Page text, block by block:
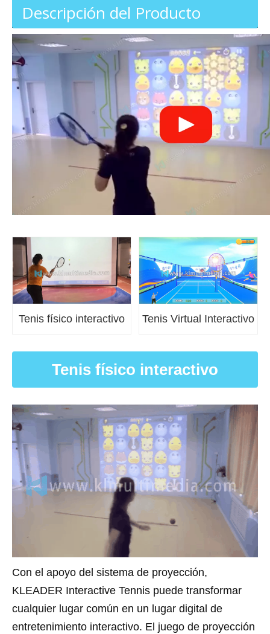
Descripción del Producto
Tenis físico interactivo Tenis Virtual Interactivo
Tenis físico interactivo
Con el apoyo del sistema de proyección,
KLEADER Interactive Tennis puede transformar
cualquier lugar común en un lugar digital de
entretenimiento interactivo. El juego de proyección